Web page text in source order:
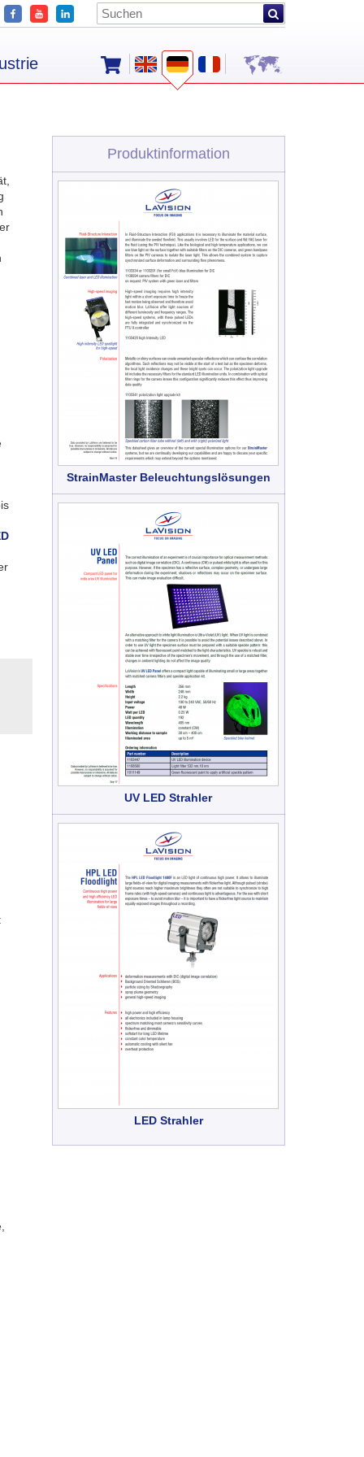
Produktinformation
StrainMaster Beleuchtungslösungen
UV LED Strahler
LED Strahler